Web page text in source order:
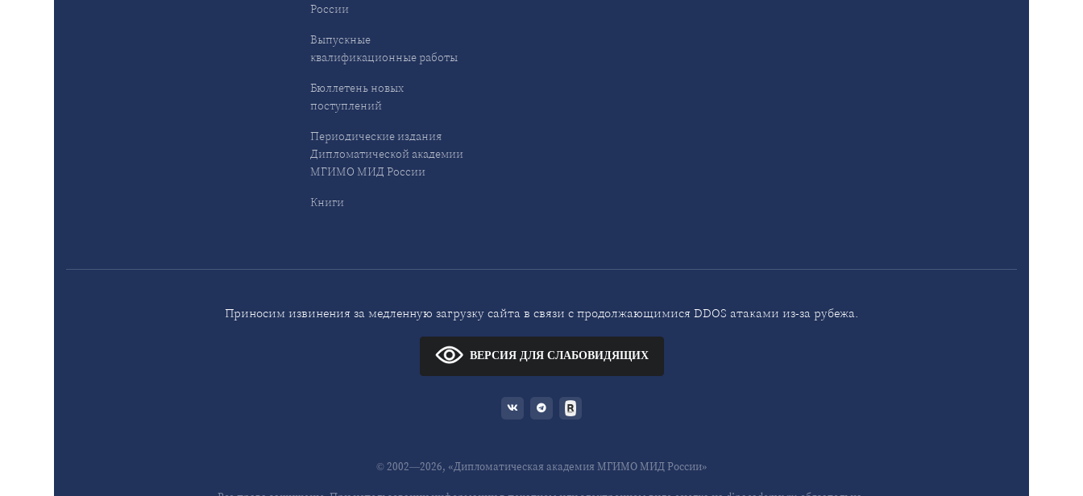
России
Выпускные
квалификационные работы
Бюллетень новых
поступлений
Периодические издания
Дипломатической академии
МГИМО МИД России
Книги
Приносим извинения за медленную загрузку сайта в связи с продолжающимися DDOS атаками из-за рубежа.
ВЕРСИЯ ДЛЯ СЛАБОВИДЯЩИХ
© 2002—2026, «Дипломатическая академия МГИМО МИД России»